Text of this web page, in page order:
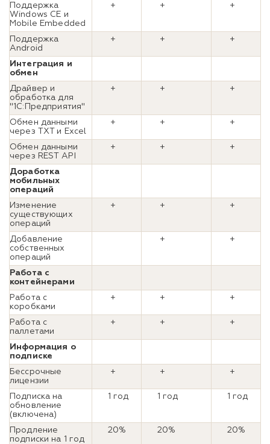
Поддержка
Windows CE и
Mobile Embedded
+ + +
Поддержка
Android
+ + +
Интеграция и
обмен
Драйвер и
обработка для
"1С:Предприятия"
+ + +
Обмен данными
через TXT и Excel
+ + +
Обмен данными
через REST API
+ + +
Доработка
мобильных
операций
Изменение
существующих
операций
+ + +
Добавление
собственных
операций
+ +
Работа с
контейнерами
Работа с
коробками
+ + +
Работа с
паллетами
+ + +
Информация о
подписке
Бессрочные
лицензии
+ + +
Подписка на
обновление
(включена)
1 год 1 год 1 год
Продление
подписки на 1 год
20% 20% 20%